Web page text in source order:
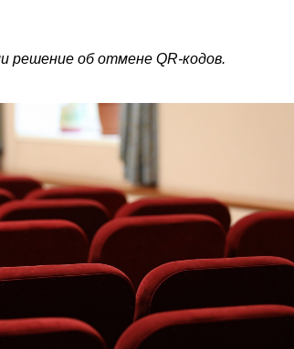
решение об отмене QR-кодов.